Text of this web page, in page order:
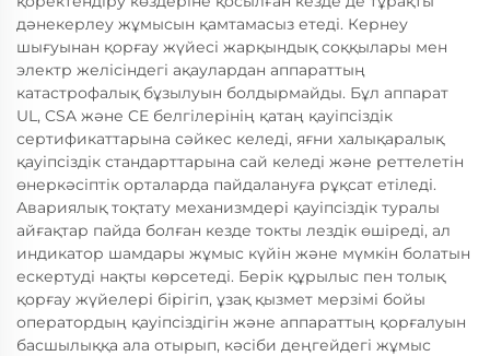
дәнекерлеу жұмысын қамтамасыз етеді. Кернеу
шығуынан қорғау жүйесі жарқындық соққылары мен
электр желісіндегі ақаулардан аппараттың
катастрофалық бұзылуын болдырмайды. Бұл аппарат
UL, CSA және CE белгілерінің қатаң қауіпсіздік
сертификаттарына сәйкес келеді, яғни халықаралық
қауіпсіздік стандарттарына сай келеді және реттелетін
өнеркәсіптік орталарда пайдалануға рұқсат етіледі.
Авариялық тоқтату механизмдері қауіпсіздік туралы
айғақтар пайда болған кезде токты лездік өшіреді, ал
индикатор шамдары жұмыс күйін және мүмкін болатын
ескертуді нақты көрсетеді. Берік құрылыс пен толық
қорғау жүйелері бірігіп, ұзақ қызмет мерзімі бойы
оператордың қауіпсіздігін және аппараттың қорғалуын
басшылыққа ала отырып, кәсіби деңгейдегі жұмыс